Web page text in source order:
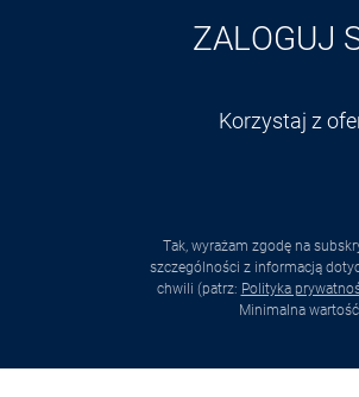
ZALOGUJ
Korzystaj z
Tak, wyrażam zgodę na
szczególności z informacją
chwili (patrz: Polityka
Minimalna